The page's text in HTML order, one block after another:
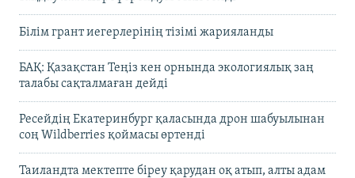
Білім грант иегерлерінің тізімі жарияланды
БАҚ: Қазақстан Теңіз кен орнында экологиялық заң
талабы сақталмаған дейді
Ресейдің Екатеринбург қаласында дрон шабуылынан
соң Wildberries қоймасы өртенді
Таиландта мектепте біреу қарудан оқ атып, алты адам